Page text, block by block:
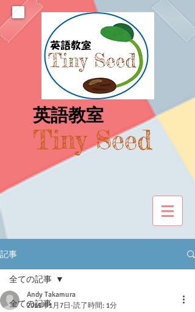
​英語教室
Tiny Seed
記事
全ての記事
全ての記事
Andy Takamura
2019年1月7日 読了時間: 1分